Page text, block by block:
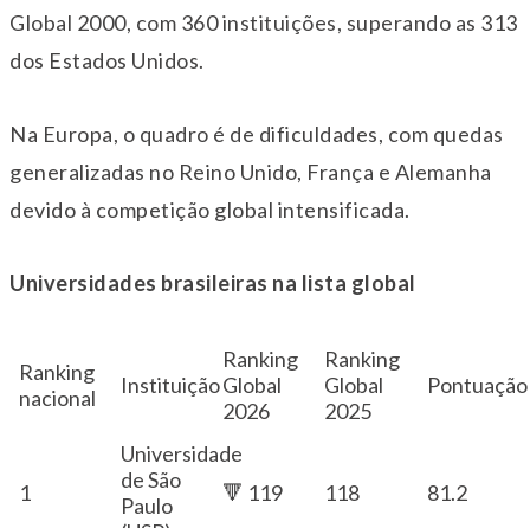
Global 2000, com 360 instituições, superando as 313
dos Estados Unidos.
Na Europa, o quadro é de dificuldades, com quedas
generalizadas no Reino Unido, França e Alemanha
devido à competição global intensificada.
Universidades brasileiras na lista global
Ranking
nacional
Instituição
Ranking
Global
2026
Ranking
Global
2025
Pontuação
1
Universidade
de São
Paulo
🔻 119 118 81.2